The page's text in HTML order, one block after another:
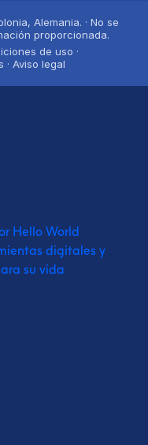
Alemania. · No se
proporcionada.
de uso ·
Aviso legal
Hello World
digitales y
su vida